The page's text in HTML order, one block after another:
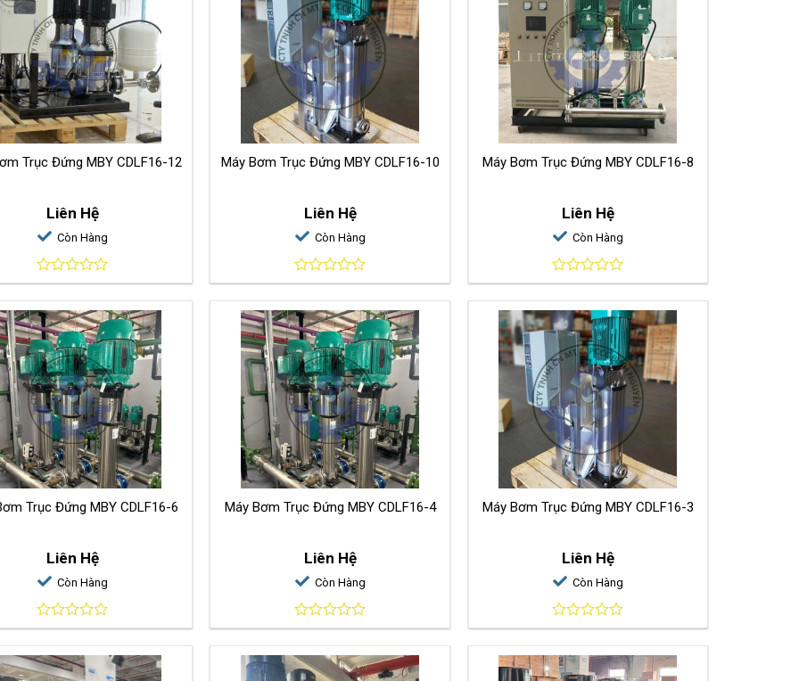
Trục Đứng MBY CDLF16-12
Liên Hệ
Còn Hàng
0
out
of
5
Máy Bơm Trục Đứng MBY CDLF16-10
Liên Hệ
Còn Hàng
0
out
of
5
Máy Bơm Trục Đứng MBY CDLF16-8
Liên Hệ
Còn Hàng
0
out
of
5
Trục Đứng MBY CDLF16-6
Liên Hệ
Còn Hàng
0
out
of
5
Máy Bơm Trục Đứng MBY CDLF16-4
Liên Hệ
Còn Hàng
0
out
of
5
Máy Bơm Trục Đứng MBY CDLF16-3
Liên Hệ
Còn Hàng
0
out
of
5